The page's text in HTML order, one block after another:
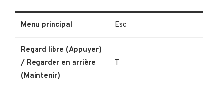
Menu principal Esc
Regard libre (Appuyer)
/ Regarder en arrière
(Maintenir)
T